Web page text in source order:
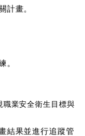
計畫。
。
職業安全衛生目標與
結果並進行追蹤管